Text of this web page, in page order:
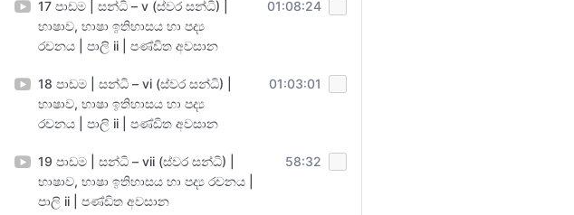
17 පාඩම | සන්ධි – v (ස්වර සන්ධි) |
භාෂාව, භාෂා ඉතිහාසය හා පද්‍ය
රචනය | පාලි ii | පණ්ඩිත අවසාන
01:08:24
18 පාඩම | සන්ධි – vi (ස්වර සන්ධි) |
භාෂාව, භාෂා ඉතිහාසය හා පද්‍ය
රචනය | පාලි ii | පණ්ඩිත අවසාන
01:03:01
19 පාඩම | සන්ධි – vii (ස්වර සන්ධි) |
භාෂාව, භාෂා ඉතිහාසය හා පද්‍ය රචනය |
පාලි ii | පණ්ඩිත අවසාන
58:32